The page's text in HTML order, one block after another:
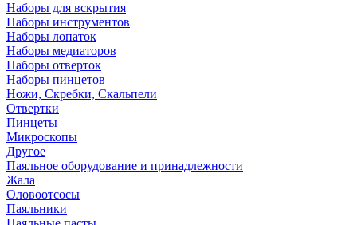
Наборы для вскрытия
Наборы инструментов
Наборы лопаток
Наборы медиаторов
Наборы отверток
Наборы пинцетов
Ножи, Скребки, Скальпели
Отвертки
Пинцеты
Микроскопы
Другое
Паяльное оборудование и принадлежности
Жала
Оловоотсосы
Паяльники